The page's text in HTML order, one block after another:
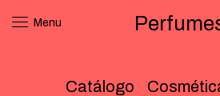
Menu
Catálogo